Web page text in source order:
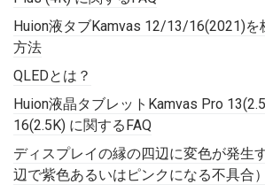
Huion液タブKamvas 12/13/16(2021)を
方法
QLEDとは？
Huion液晶タブレットKamvas Pro
16(2.5K) に関するFAQ
ディスプレイの縁の四辺に変色が発生
辺で紫色あるいはピンクになる不具合